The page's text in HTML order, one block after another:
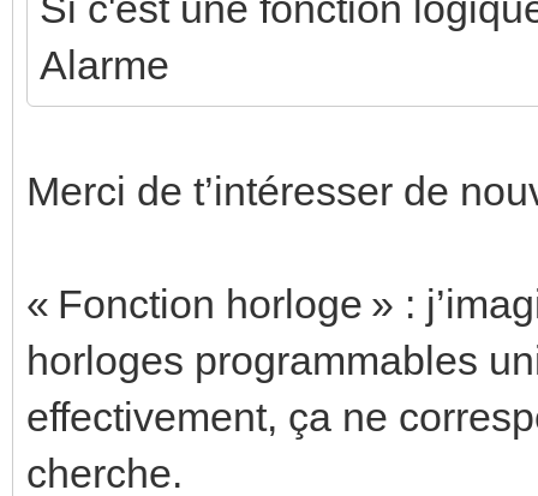
Alarme
Merci de t’intéresser de
« Fonction horloge » :
horloges programmables
effectivement, ça ne
cherche.